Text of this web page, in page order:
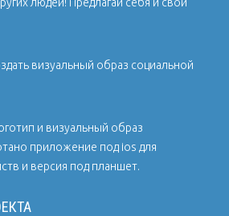
визуальный образ социальной
и визуальный образ
приложение под ios для
и версия под планшет.